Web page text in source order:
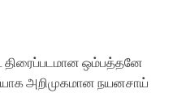
ஒம்பத்தனே
அறிமுகமான நயனசாய்